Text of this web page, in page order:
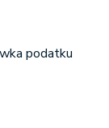
podatku